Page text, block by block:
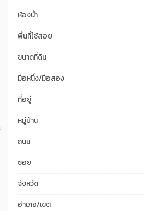
ห้องน้ำ
พื้นที่ใช้สอย
ขนาดที่ดิน
มือหนึ่ง/มือสอง
ที่อยู่
หมู่บ้าน
ถนน
ซอย
จังหวัด
อำเภอ/เขต